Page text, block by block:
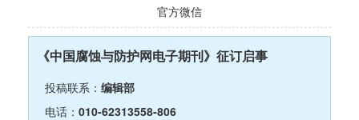
官方微信
《中国腐蚀与防护网电子期刊》征订启事
投稿联系： 编辑部
电话： 010-62313558-806